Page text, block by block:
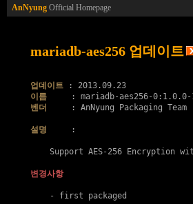
AnNyung Official Homepage
mariadb-aes256 업데이트
업데이트
이름
벤더
     : AnNyung Packaging Team
설명
     :
Support AES-256 Encryption
변경사항
    - first packaged